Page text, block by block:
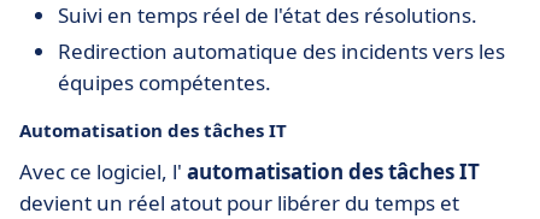
Suivi en temps réel de l'état des résolutions.
Redirection automatique des incidents vers les
équipes compétentes.
Automatisation des tâches IT
Avec ce logiciel, l' automatisation des tâches IT
devient un réel atout pour libérer du temps et